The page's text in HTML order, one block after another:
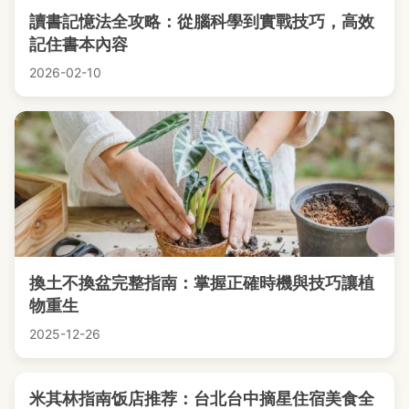
讀書記憶法全攻略：從腦科學到實戰技巧，高效
記住書本內容
2026-02-10
換土不換盆完整指南：掌握正確時機與技巧讓植
物重生
2025-12-26
米其林指南饭店推荐：台北台中摘星住宿美食全